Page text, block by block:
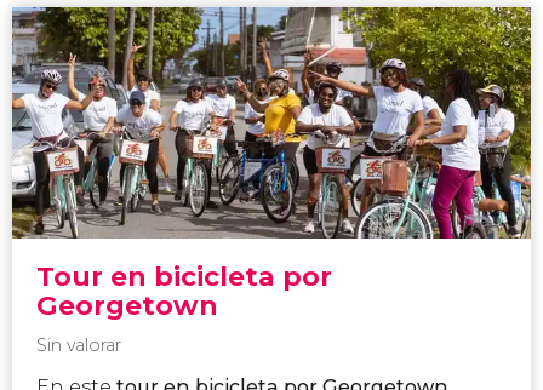
Tour en bicicleta por
Georgetown
Sin valorar